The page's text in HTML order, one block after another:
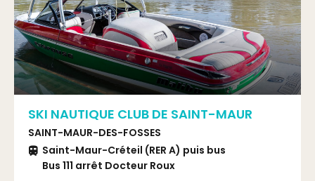
SKI NAUTIQUE CLUB DE SAINT-MAUR
SAINT-MAUR-DES-FOSSES
Saint-Maur-Créteil (RER A) puis bus
Bus 111 arrêt Docteur Roux